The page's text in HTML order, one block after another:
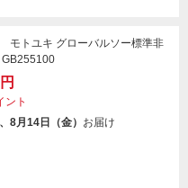
モトユキ グローバルソー標準非
ント
8月14日（金） お届け